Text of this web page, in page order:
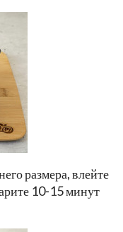
размера, влейте
10-15 минут